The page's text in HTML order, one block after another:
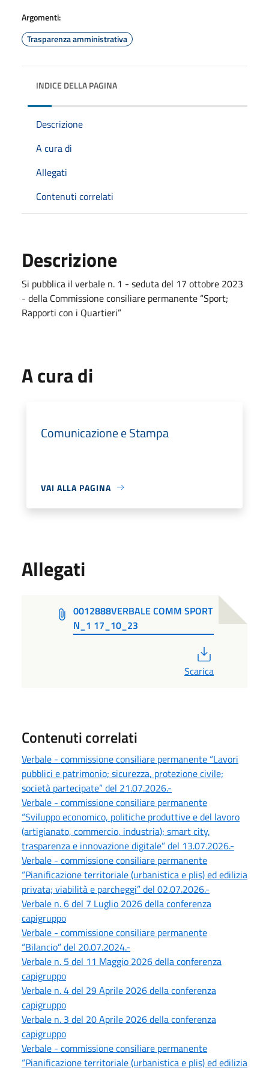
Argomenti:
Trasparenza amministrativa
INDICE DELLA PAGINA
Descrizione
A cura di
Allegati
Contenuti correlati
Descrizione
Si pubblica il verbale n. 1 - seduta del 17 ottobre 2023
- della Commissione consiliare permanente “Sport;
Rapporti con i Quartieri”
A cura di
Comunicazione e Stampa
VAI ALLA PAGINA
Allegati
0012888VERBALE COMM SPORT
N_1 17_10_23
Scarica
Contenuti correlati
Verbale - commissione consiliare permanente “Lavori
pubblici e patrimonio; sicurezza, protezione civile;
società partecipate” del 21.07.2026.-
Verbale - commissione consiliare permanente
“Sviluppo economico, politiche produttive e del lavoro
(artigianato, commercio, industria); smart city,
trasparenza e innovazione digitale” del 13.07.2026.-
Verbale - commissione consiliare permanente
“Pianificazione territoriale (urbanistica e plis) ed edilizia
privata; viabilità e parcheggi” del 02.07.2026.-
Verbale n. 6 del 7 Luglio 2026 della conferenza
capigruppo
Verbale - commissione consiliare permanente
“Bilancio” del 20.07.2024.-
Verbale n. 5 del 11 Maggio 2026 della conferenza
capigruppo
Verbale n. 4 del 29 Aprile 2026 della conferenza
capigruppo
Verbale n. 3 del 20 Aprile 2026 della conferenza
capigruppo
Verbale - commissione consiliare permanente
“Pianificazione territoriale (urbanistica e plis) ed edilizia